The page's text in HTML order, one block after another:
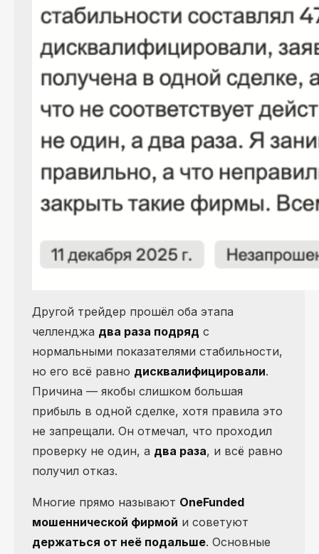
Другой трейдер прошёл оба этапа
челленджа два раза подряд с
нормальными показателями стабильности,
но его всё равно дисквалифицировали.
Причина — якобы слишком большая
прибыль в одной сделке, хотя правила это
не запрещали. Он отмечал, что проходил
проверку не один, а два раза, и всё равно
получил отказ.
Многие прямо называют OneFunded
мошеннической фирмой и советуют
держаться от неё подальше. Основные